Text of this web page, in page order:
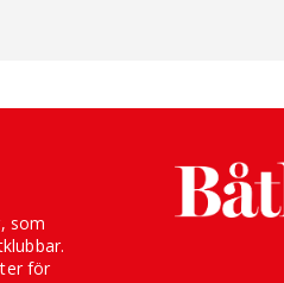
som
för